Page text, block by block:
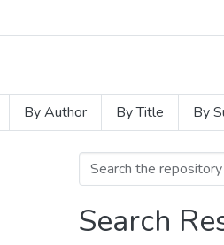
By Author By Title By
Search